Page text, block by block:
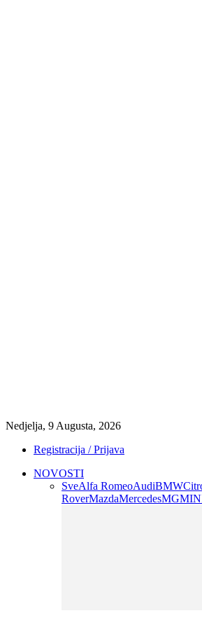
Nedjelja, 9 Augusta, 2026
Registracija / Prijava
NOVOSTI
SveAlfa RomeoAudiBMW
RoverMazdaMercedesMG